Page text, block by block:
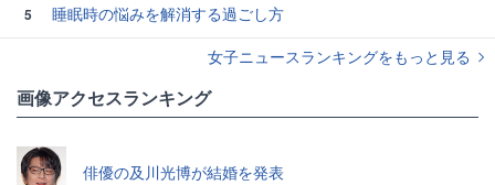
5
睡眠時の悩みを解消する過ごし方
女子ニュースランキングをもっと見る
画像アクセスランキング
俳優の及川光博が結婚を発表